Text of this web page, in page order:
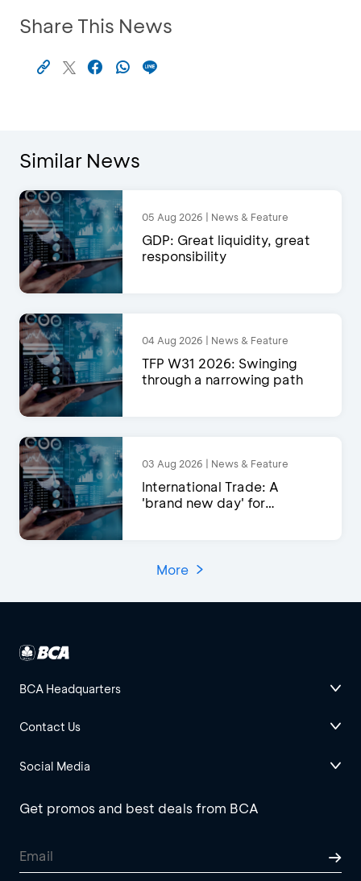
Share This News
Similar News
05 Aug 2026 | News & Feature
GDP: Great liquidity, great
responsibility
04 Aug 2026 | News & Feature
TFP W31 2026: Swinging
through a narrowing path
03 Aug 2026 | News & Feature
International Trade: A
'brand new day' for
More
BCA Headquarters
Contact Us
Social Media
Get promos and best deals from BCA